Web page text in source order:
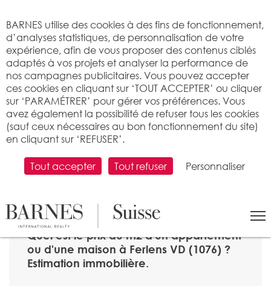
> Prix immobilier par m2>Vaud
Quel est le prix au m2 d'un appartement
ou d'une maison à Ferlens VD (1076) ?
Estimation immobilière.
BARNES utilise des cookies à des fins de fonctionnement,
d’analyses statistiques, de personnalisation de votre
expérience, afin de vous proposer des contenus ciblés
adaptés à vos projets et analyser la performance de
nos campagnes publicitaires. Vous pouvez accepter
ces cookies en cliquant sur ‘TOUT ACCEPTER’ ou cliquer
sur ‘PARAMÉTRER’ pour gérer vos préférences. Vous
avez également la possibilité de refuser tous les cookies
(sauf ceux nécessaires au bon fonctionnement du site)
en cliquant sur ‘REFUSER’.
Tout accepter Tout refuser Personnaliser